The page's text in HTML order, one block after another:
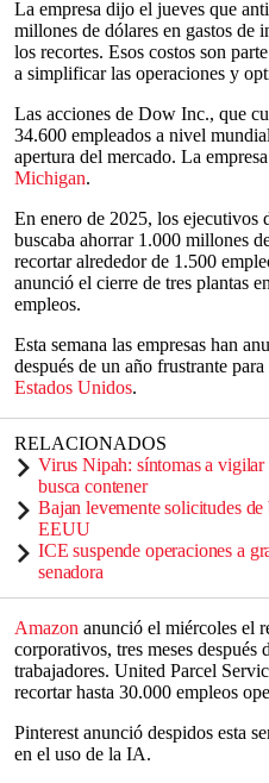
La empresa dijo el jueves que
millones de dólares en gastos de
los recortes. Esos costos son
a simplificar las operaciones y
Las acciones de Dow Inc., que
34.600 empleados a nivel
apertura del mercado. La
Michigan.
En enero de 2025, los ejecutivos
buscaba ahorrar 1.000 millones
recortar alrededor de 1.500
anunció el cierre de tres plantas en
empleos.
Esta semana las empresas han
después de un año frustrante
Estados Unidos.
RELACIONADOS
Virus Nipah: síntomas a
busca contener
Bajan levemente solicitudes
EEUU
ICE suspende operaciones a
senadora
Amazon anunció el miércoles el
corporativos, tres meses después
trabajadores. United Parcel
recortar hasta 30.000 empleos
Pinterest anunció despidos esta
en el uso de la IA.